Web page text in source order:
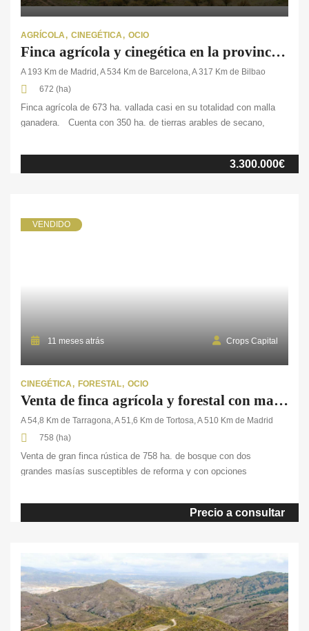
AGRÍCOLA CINEGÉTICA OCIO
Finca agrícola y cinegética en la provincia de Soria
A 193 Km de Madrid, A 534 Km de Barcelona, A 317 Km de Bilbao
672 (ha)
Finca agrícola de 673 ha. vallada casi en su totalidad con malla
ganadera. Cuenta con 350 ha. de tierras arables de secano,
finca se compone de monte bajo. En cuanto a sus edificaciones,
dispone de dos naves agrícolas, una pequeña caseta de servicio
3.300.000€
VENDIDO
11 meses atrás Crops Capital
CINEGÉTICA FORESTAL OCIO
Venta de finca agrícola y forestal con masía en Tarragona
A 54,8 Km de Tarragona, A 51,6 Km de Tortosa, A 510 Km de Madrid
758 (ha)
Venta de gran finca rústica de 758 ha. de bosque con dos
grandes masías susceptibles de reforma y con opciones
esta finca cruzan senderos para hacer rutas de montaña ya que
esta ubicada en una zona turística. Su entorno hace de esta finca
Precio a consultar